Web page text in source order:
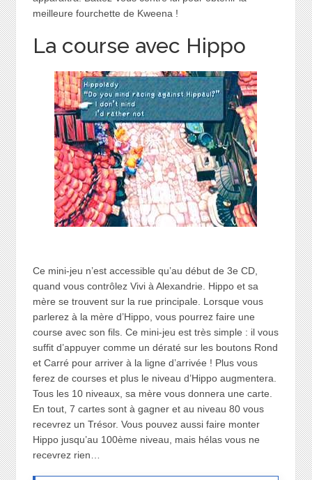
meilleure fourchette de Kweena !
La course avec Hippo
Ce mini-jeu n’est accessible qu’au début de 3e CD,
quand vous contrôlez Vivi à Alexandrie. Hippo et sa
mère se trouvent sur la rue principale. Lorsque vous
parlerez à la mère d’Hippo, vous pourrez faire une
course avec son fils. Ce mini-jeu est très simple : il vous
suffit d’appuyer comme un dératé sur les boutons Rond
et Carré pour arriver à la ligne d’arrivée ! Plus vous
ferez de courses et plus le niveau d’Hippo augmentera.
Tous les 10 niveaux, sa mère vous donnera une carte.
En tout, 7 cartes sont à gagner et au niveau 80 vous
recevrez un Trésor. Vous pouvez aussi faire monter
Hippo jusqu’au 100ème niveau, mais hélas vous ne
recevrez rien…